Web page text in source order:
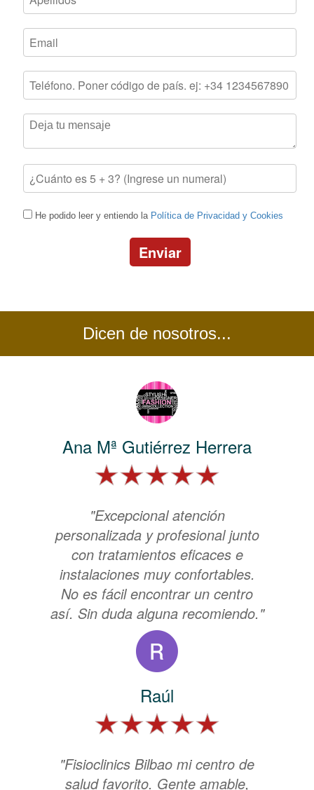
He podido leer y entiendo la Política de Privacidad y Cookies
Enviar
Dicen de nosotros...
Ana Mª Gutiérrez Herrera
"Excepcional atención
personalizada y profesional junto
con tratamientos eficaces e
instalaciones muy confortables.
No es fácil encontrar un centro
así. Sin duda alguna recomiendo."
Raúl
"Fisioclinics Bilbao mi centro de
salud favorito. Gente amable,